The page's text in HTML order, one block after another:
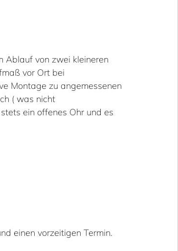
Ablauf von zwei kleineren
vor Ort bei
Montage zu angemessenen
( was nicht
ein offenes Ohr und es
einen vorzeitigen Termin.